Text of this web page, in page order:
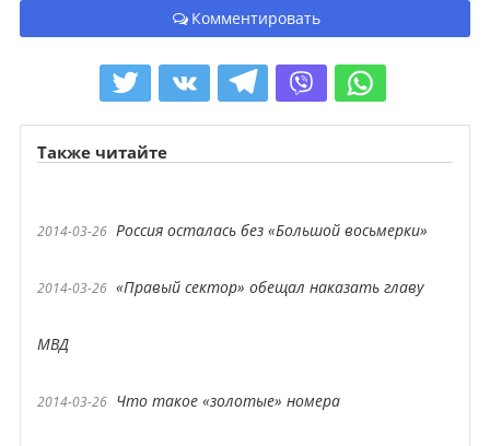
Комментировать
Также читайте
2014-03-26 Россия осталась без «Большой восьмерки»
2014-03-26 «Правый сектор» обещал наказать главу
МВД
2014-03-26 Что такое «золотые» номера